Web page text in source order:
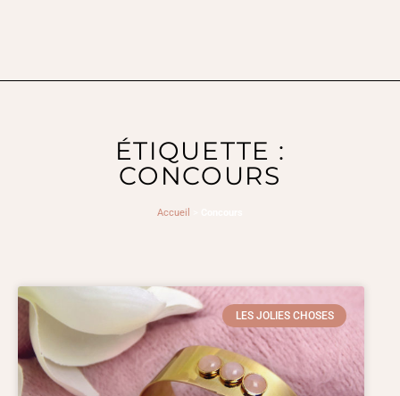
ÉTIQUETTE :
CONCOURS
Accueil
LES JOLIES CHOSES